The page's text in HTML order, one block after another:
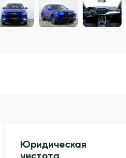
Юридическая
чистота